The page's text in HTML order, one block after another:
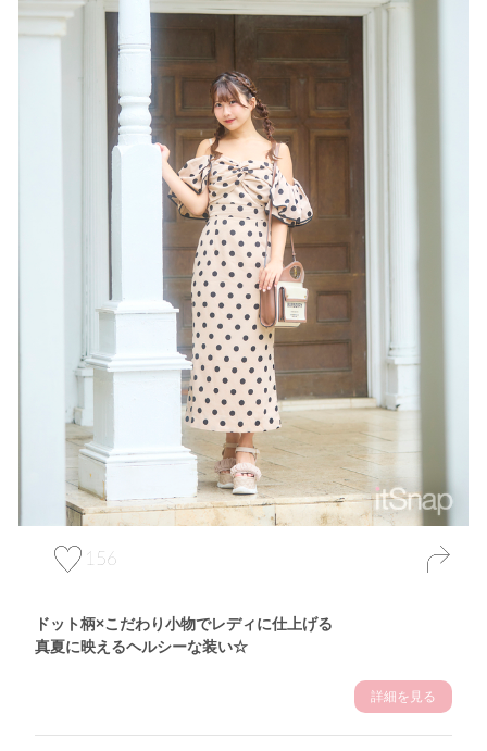
156
ドット柄×こだわり小物でレディに仕上げる
真夏に映えるヘルシーな装い☆
詳細を見る